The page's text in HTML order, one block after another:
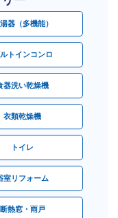
器（多機能）
トインコンロ
器洗い乾燥機
衣類乾燥機
トイレ
室リフォーム
断熱窓・雨戸